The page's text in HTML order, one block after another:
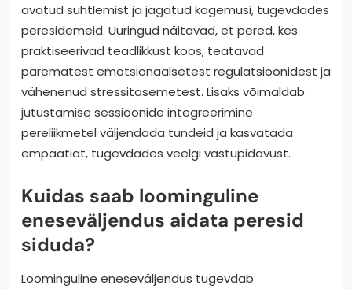
avatud suhtlemist ja jagatud kogemusi, tugevdades
peresidemeid. Uuringud näitavad, et pered, kes
praktiseerivad teadlikkust koos, teatavad
parematest emotsionaalsetest regulatsioonidest ja
vähenenud stressitasemetest. Lisaks võimaldab
jutustamise sessioonide integreerimine
pereliikmetel väljendada tundeid ja kasvatada
empaatiat, tugevdades veelgi vastupidavust.
Kuidas saab loominguline
eneseväljendus aidata peresid
siduda?
Loominguline eneseväljendus tugevdab